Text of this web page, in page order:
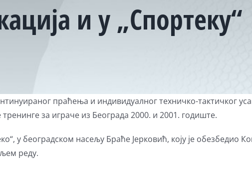
и у „Спортеку“
праћења и индивидуалног техничко-тактичког
за играче из Београда 2000. и 2001. годиште.
у београдском насељу Браће Јерковић, коју је обезбедио
реду.